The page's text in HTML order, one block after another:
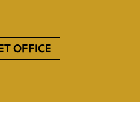
OFFICE